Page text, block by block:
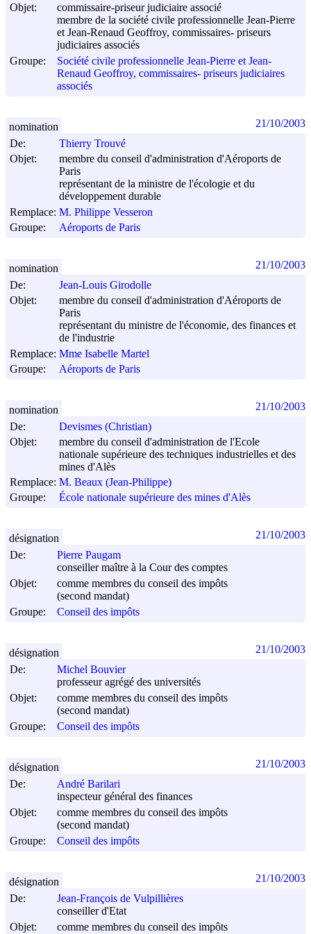
Objet:
commissaire-priseur judiciaire associé
membre de la société civile professionnelle Jean-Pierre
et Jean-Renaud Geoffroy, commissaires- priseurs
judiciaires associés
Groupe:
Société civile professionnelle Jean-Pierre et Jean-
Renaud Geoffroy, commissaires- priseurs judiciaires
associés
De:
Thierry Trouvé
Objet:
membre du conseil d'administration d'Aéroports de
Paris
représentant de la ministre de l'écologie et du
développement durable
Remplace: M. Philippe Vesseron
Groupe:
Aéroports de Paris
nomination 21/10/2003
De:
Jean-Louis Girodolle
Objet:
membre du conseil d'administration d'Aéroports de
Paris
représentant du ministre de l'économie, des finances et
de l'industrie
Remplace: Mme Isabelle Martel
Groupe:
Aéroports de Paris
nomination 21/10/2003
De:
Devismes (Christian)
Objet:
membre du conseil d'administration de l'Ecole
nationale supérieure des techniques industrielles et des
mines d'Alès
Remplace: M. Beaux (Jean-Philippe)
Groupe:
École nationale supérieure des mines d'Alès
nomination 21/10/2003
De:
Pierre Paugam
conseiller maître à la Cour des comptes
Objet:
comme membres du conseil des impôts
(second mandat)
Groupe:
Conseil des impôts
désignation 21/10/2003
De:
Michel Bouvier
professeur agrégé des universités
Objet:
comme membres du conseil des impôts
(second mandat)
Groupe:
Conseil des impôts
désignation 21/10/2003
De:
André Barilari
inspecteur général des finances
Objet:
comme membres du conseil des impôts
(second mandat)
Groupe:
Conseil des impôts
désignation 21/10/2003
De:
Jean-François de Vulpillières
conseiller d'Etat
Objet:
comme membres du conseil des impôts
désignation 21/10/2003